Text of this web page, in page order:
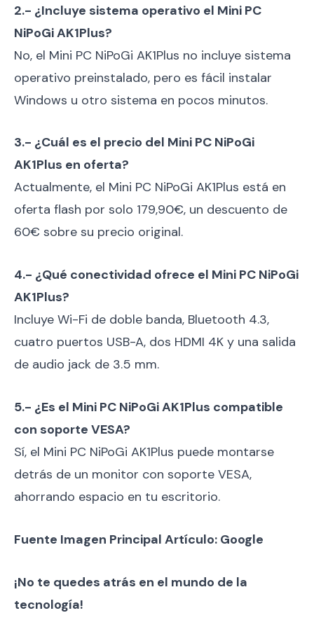
2.- ¿Incluye sistema operativo el Mini PC
NiPoGi AK1Plus?
No, el Mini PC NiPoGi AK1Plus no incluye sistema
operativo preinstalado, pero es fácil instalar
Windows u otro sistema en pocos minutos.
3.- ¿Cuál es el precio del Mini PC NiPoGi
AK1Plus en oferta?
Actualmente, el Mini PC NiPoGi AK1Plus está en
oferta flash por solo 179,90€, un descuento de
60€ sobre su precio original.
4.- ¿Qué conectividad ofrece el Mini PC NiPoGi
AK1Plus?
Incluye Wi-Fi de doble banda, Bluetooth 4.3,
cuatro puertos USB-A, dos HDMI 4K y una salida
de audio jack de 3.5 mm.
5.- ¿Es el Mini PC NiPoGi AK1Plus compatible
con soporte VESA?
Sí, el Mini PC NiPoGi AK1Plus puede montarse
detrás de un monitor con soporte VESA,
ahorrando espacio en tu escritorio.
Fuente Imagen Principal Artículo: Google
¡No te quedes atrás en el mundo de la
tecnología!